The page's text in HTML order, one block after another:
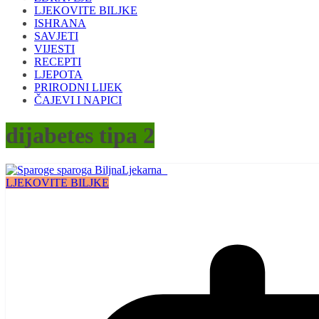
LJEKOVITE BILJKE
ISHRANA
SAVJETI
VIJESTI
RECEPTI
LJEPOTA
PRIRODNI LIJEK
ČAJEVI I NAPICI
dijabetes tipa 2
LJEKOVITE BILJKE